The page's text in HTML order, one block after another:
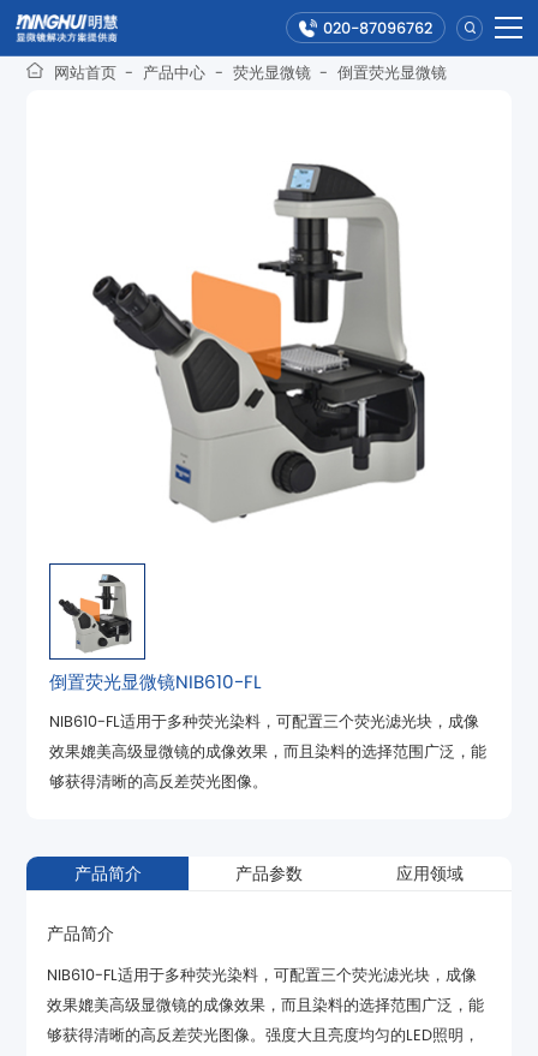
020-87096762
网站首页 - 产品中心 - 荧光显微镜 - 倒置荧光显微镜
倒置荧光显微镜NIB610-FL
够获得清晰的高反差荧光图像。
产品简介 产品参数 应用领域
产品简介